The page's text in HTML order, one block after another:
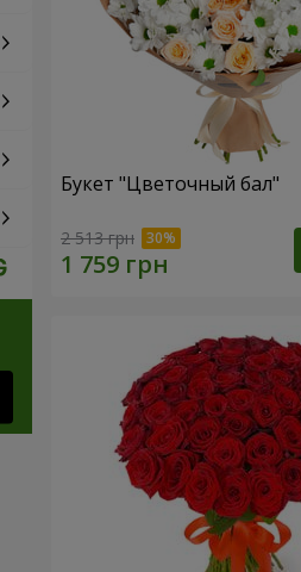
Букет "Цветочный бал"
2 513 грн